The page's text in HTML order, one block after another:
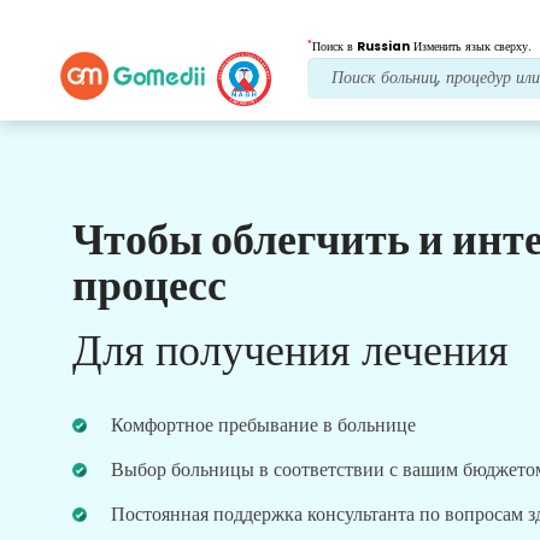
*Поиск в Russian Изменить язык сверху.
Чтобы облегчить и
процесс
Для получения лечения
Комфортное пребывание в больнице
Выбор больницы в соответствии с вашим
Постоянная поддержка консультанта по вопросам
Наши преимущества
Лечение после
последующий уход
Получите круглосуточную медицинскую
Регулярные обновления о ваших потребностях в